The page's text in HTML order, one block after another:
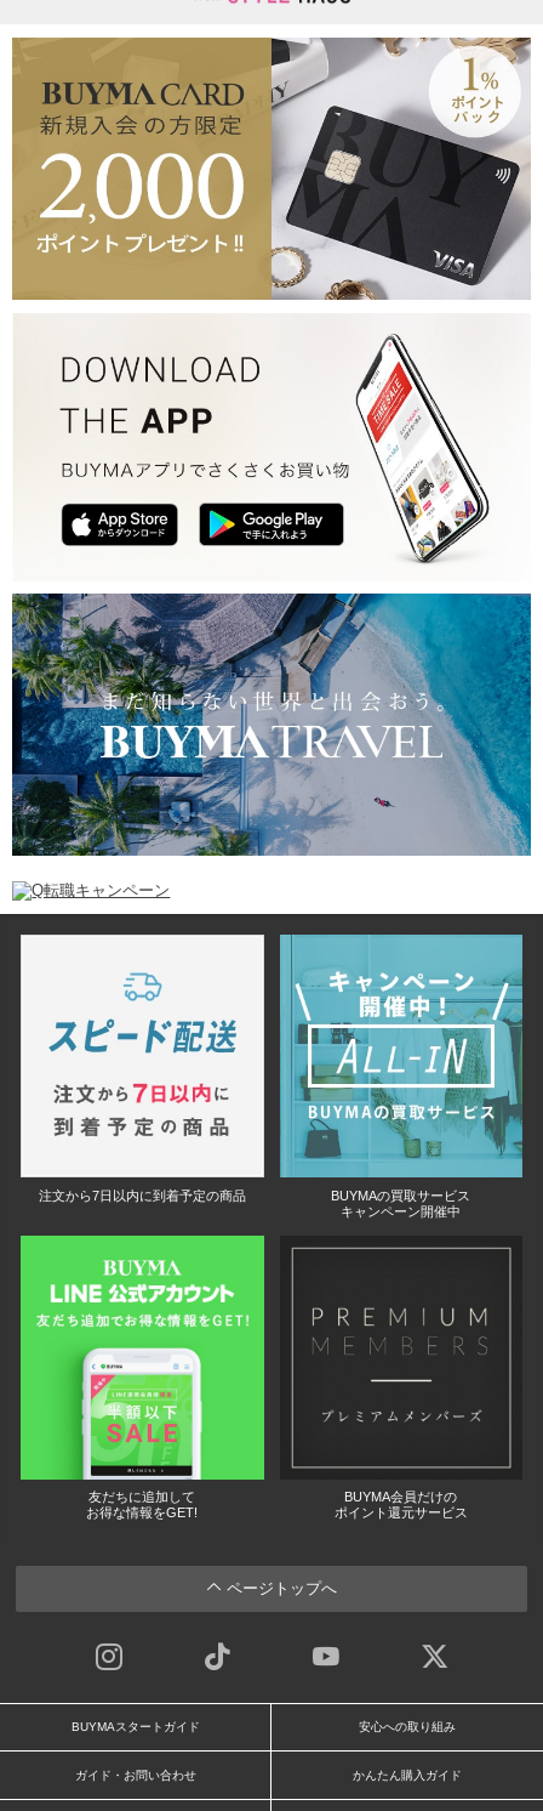
注文から7日以内に到着予定の商品
BUYMAの買取サービス
キャンペーン開催中
友だちに追加して
お得な情報をGET!
BUYMA会員だけの
ポイント還元サービス
ページトップへ
BUYMAスタートガイド 安心への取り組み
ガイド・お問い合わせ かんたん購入ガイド